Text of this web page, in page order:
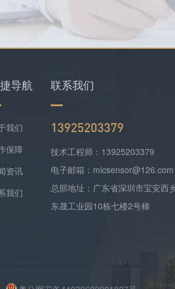
导航
我们
保障
资讯
我们
联系我们
13925203379
技术工程师：13925203379
电子邮箱：micsensor@126.com
总部地址：广东省深圳市宝安西
东晟工业园10栋七楼2号梯